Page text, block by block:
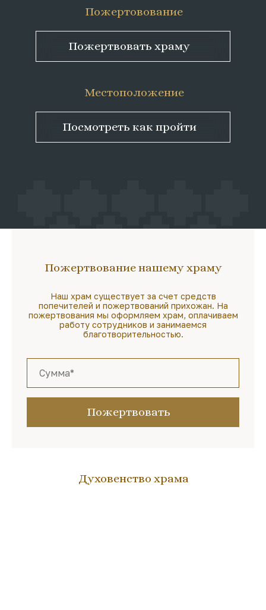
Посмотреть как пройти
Пожертвовать храму
Местоположение
Пожертовование
Пожертвование нашему храму
Наш храм существует за счет средств
попечителей и пожертвований прихожан. На
пожертвования мы оформляем храм, оплачиваем
работу сотрудников и занимаемся
благотворительностью.
Пожертвовать
Духовенство храма